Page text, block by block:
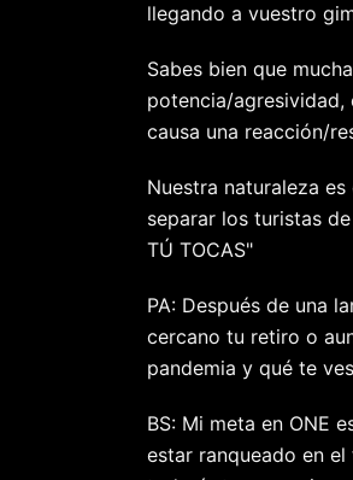
llegando a vuestro
Sabes bien que
potencia/agresividad,
causa una reacción/
Nuestra naturaleza
separar los turistas
TÚ TOCAS"
PA: Después de una
cercano tu retiro o
pandemia y qué te
BS: Mi meta en ONE
estar ranqueado en